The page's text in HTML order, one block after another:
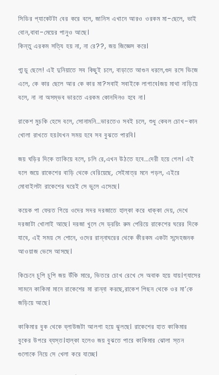
সিডির প্যাকেটটা বের করে বলে, জানিস এখানে আরও ওরকম মা-ছেলে, ভাই
বোন,বাবা-মেয়ের পানুও আছে।
কিন্তু এরকম সত্যি হয় না, না রে??, জয় জিজ্ঞেস করে।
গান্ডু ছেলে! এই দুনিয়াতে সব কিছুই চলে, বাড়াতে আগুন ধরলে,গুদ রসে ভিজে
এলে, কে কার ছেলে আর কে কার মা?সবাই সবাইকে লাগাবে।জয় মাথা নাড়িয়ে
বলে, না না অসম্ভব ভারতে এরকম কোনদিনও হবে না।
রাকেশ মুচকি হেসে বলে, সোনামনি…ভারতেও সবই চলে, শুধু কেবল চোখ-কান
খোলা রাখতে হয়।যখন সময় হবে সব বুঝতে পারবি।
জয় ঘড়ির দিকে তাকিয়ে বলে, চলি রে,এখন উঠতে হবে…দেরী হয়ে গেল। এই
বলে জয়ে রাকেশের বাড়ি থেকে বেরিয়েছে, সেইমাত্র মনে পড়ল, এইরে
মোবাইলটা রাকেশের ঘরেই সে ভুলে এসেছে।
কয়েক পা ফেরত গিয়ে ওদের সদর দরজাতে হাল্কা করে ধাক্কা দেয়, দেখে
দরজাটা খোলাই আছে। দরজা খুলে সে ড্রয়িং রুম পেরিয়ে রাকেশের ঘরের দিকে
যাবে, এই সময় সে শোনে, ওদের রান্নাঘরের থেকে কীরকম একটা সন্দেহজনক
আওয়াজ ভেসে আসছে।
কিচেনে চুপি চুপি জয় উঁকি মারে, ভিতরে চোখ রেখে সে অবাক হয়ে যায়।গ্যাসের
সামনে কাকিমা মানে রাকেশের মা রান্না করছে,রাকেশ পিছন থেকে ওর মা’কে
জড়িয়ে আছে।
কাকিমার বুক থেকে ব্লাউজটা আলগা হয়ে ঝুলছে। রাকেশের হাত কাকিমার
বুকের উপরে ব্যস্ত।হাল্কা হলেও জয় বুঝতে পারে কাকিমার ঝোলা স্তন
গুলোকে নিয়ে সে খেলা করে যাচ্ছে।